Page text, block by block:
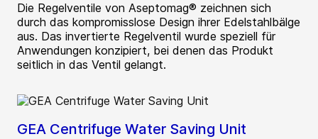
Die Regelventile von Aseptomag® zeichnen sich
durch das kompromisslose Design ihrer Edelstahlbälge
aus. Das invertierte Regelventil wurde speziell für
Anwendungen konzipiert, bei denen das Produkt
seitlich in das Ventil gelangt.
GEA Centrifuge Water Saving Unit